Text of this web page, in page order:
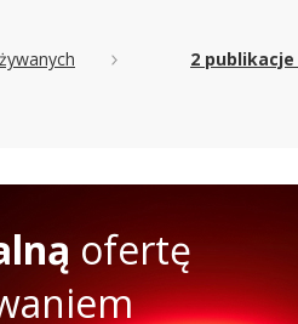
2 publikacje
ofertę